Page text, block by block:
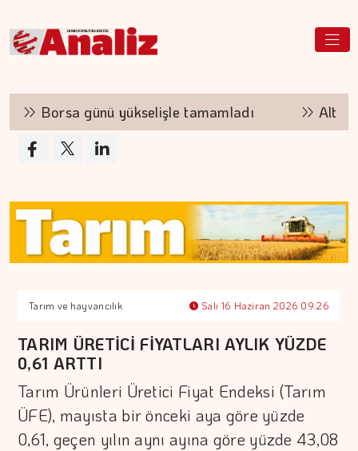
Borsa günü yükselişle tamamladı Altının
Tarım ve hayvancılık Salı 16 Haziran 2026 09:26
TARIM ÜRETİCİ FİYATLARI AYLIK YÜZDE
0,61 ARTTI
Tarım Ürünleri Üretici Fiyat Endeksi (Tarım
ÜFE), mayısta bir önceki aya göre yüzde
0,61, geçen yılın aynı ayına göre yüzde 43,08